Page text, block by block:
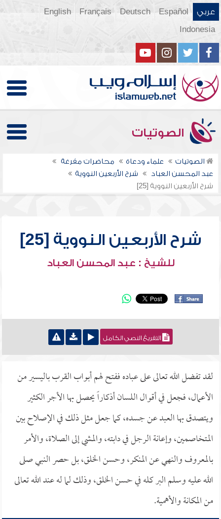
عربي Español
Deutsch
Français
English
Indonesia
الصوتيات
الصوتيات علماء ودعاة
محاضرات مفرغة
عبد المحسن العباد
شرح الأربعين النووية
شرح الأربعين النووية [25]
شرح الأربعين النووية [25]
للشيخ : عبد المحسن العباد
التفريغ النصي الكامل
لقد تفضل الله تعالى على عباده ففتح لهم أبواب القرب باليسير من
الأعمال، فجعل في أقوال اللسان أذكاراً يحصل بها الأجر الكثير
ويتصدق بها العبد عن جسده، كما جعل مثل ذلك في الإصلاح بين
المتخاصمين، وإعانة الرجل في دابته، والمشي إلى الصلاة، والأمر
بالمعروف والنهي عن المنكر، وحسن الخلق، بل حصر النبي صلى
الله عليه وسلم البر كله في حسن الخلق، وذلك لما له عند الله تعالى
من المكانة والأهمية.